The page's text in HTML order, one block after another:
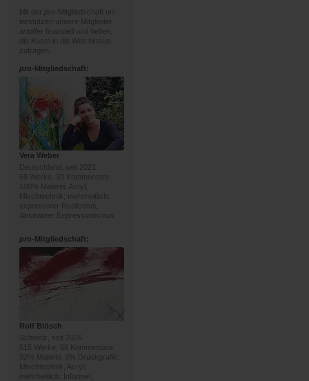
Mit der pro
-Mitgliedschaft un-
terstützen unsere Mitglieder
artoffer finanziell und helfen,
die Kunst in die Welt hinaus-
zutragen.
pro-Mitgliedschaft:
Vera Weber
Deutschland, seit 2021
68 Werke, 30 Kommentare
100% Malerei; Acryl,
Mischtechnik; mehrheitlich:
expressiver Realismus,
Abstrakter Expressionismus
pro-Mitgliedschaft:
Rolf Blösch
Schweiz, seit 2026
515 Werke, 58 Kommentare
92% Malerei, 3% Druckgrafik;
Mischtechnik, Acryl;
mehrheitlich: Informel,